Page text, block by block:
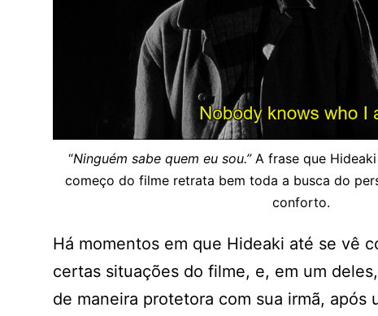
“Ninguém sabe quem eu sou.” A frase que
começo do filme retrata bem toda a busca do
conforto.
Há momentos em que Hideaki até se vê
certas situações do filme, e, em um
de maneira protetora com sua irmã, após